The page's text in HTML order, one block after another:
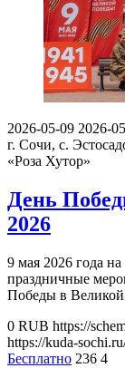
2026-05-09 2026-
г. Сочи, с.
«Роза Хутор»
День
2026
9 мая 2026 года
праздничные
Победы в
0 RUB https://
https://kuda-
Бесплатно 236 4